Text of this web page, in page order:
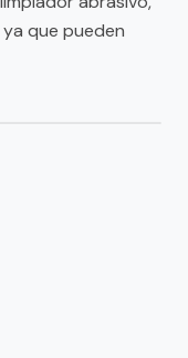
que pueden